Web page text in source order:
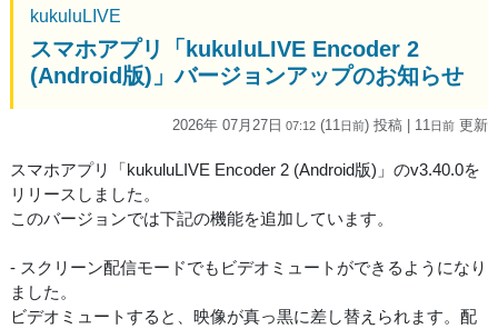
kukuluLIVE
スマホアプリ「kukuluLIVE Encoder 2
(Android版)」バージョンアップのお知らせ
2026年 07月27日 07:12 (11 日前) 投稿 | 11 日前 更新
スマホアプリ「kukuluLIVE Encoder 2 (Android版)」のv3.40.0を
リリースしました。
このバージョンでは下記の機能を追加しています。
- スクリーン配信モードでもビデオミュートができるようになり
ました。
ビデオミュートすると、映像が真っ黒に差し替えられます。配